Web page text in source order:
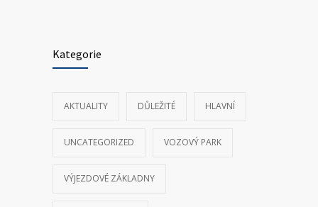
Kategorie
AKTUALITY DŮLEŽITÉ HLAVNÍ
UNCATEGORIZED VOZOVÝ PARK
VÝJEZDOVÉ ZÁKLADNY